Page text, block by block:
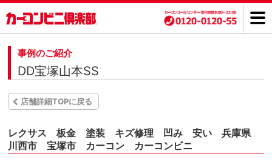
事例のご紹介
DD宝塚山本SS
店舗詳細TOPに戻る
レクサス 板金 塗装 キズ修理 凹み 安い 兵庫県
川西市 宝塚市 カーコン カーコンビニ